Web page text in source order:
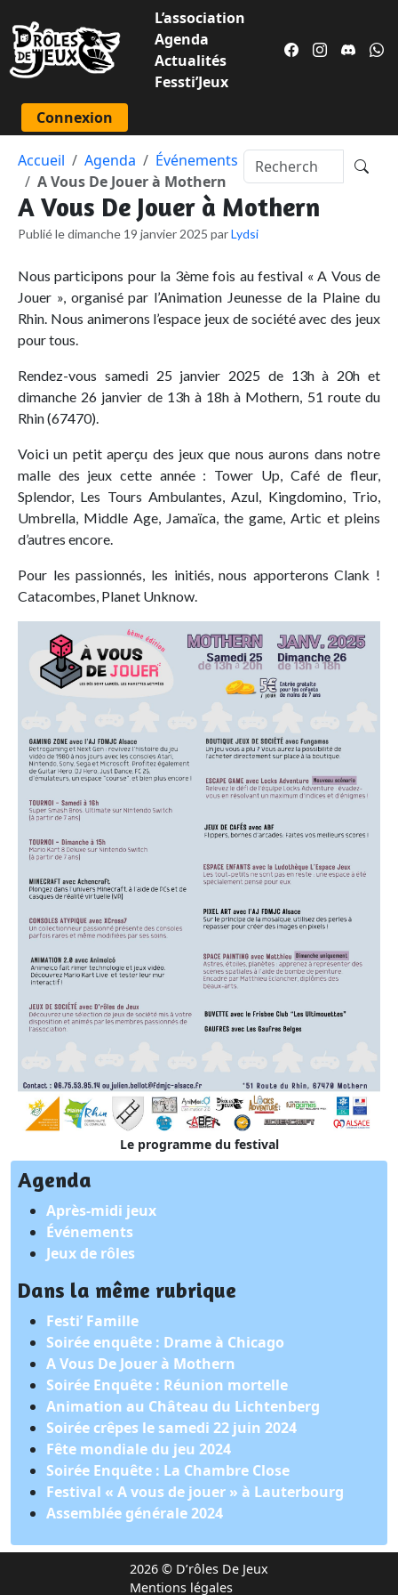
L’association
Agenda
Actualités
Fessti’Jeux
Connexion
Accueil Agenda
Événements
A Vous De Jouer à Mothern
A Vous De Jouer à Mothern
Publié le dimanche 19 janvier 2025 parLydsi
Nous participons pour la 3ème fois au festival « A Vous de
Jouer », organisé par l’Animation Jeunesse de la Plaine du
Rhin. Nous animerons l’espace jeux de société avec des jeux
pour tous.
Rendez-vous samedi 25 janvier 2025 de 13h à 20h et
dimanche 26 janvier de 13h à 18h à Mothern, 51 route du
Rhin (67470).
Voici un petit aperçu des jeux que nous aurons dans notre
malle des jeux cette année : Tower Up, Café de fleur,
Splendor, Les Tours Ambulantes, Azul, Kingdomino, Trio,
Umbrella, Middle Age, Jamaïca, the game, Artic et pleins
d’autres encore.
Pour les passionnés, les initiés, nous apporterons Clank !
Catacombes, Planet Unknow.
Le programme du festival
Agenda
Après-midi jeux
Événements
Jeux de rôles
Dans la même rubrique
Festi’ Famille
Soirée enquête : Drame à Chicago
A Vous De Jouer à Mothern
Soirée Enquête : Réunion mortelle
Animation au Château du Lichtenberg
Soirée crêpes le samedi 22 juin 2024
Fête mondiale du jeu 2024
Soirée Enquête : La Chambre Close
Festival « A vous de jouer » à Lauterbourg
Assemblée générale 2024
2026 © D’rôles De Jeux
Mentions légales